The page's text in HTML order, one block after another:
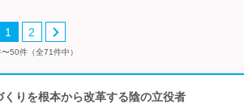
1 2
〜50件（全71件中）
りを根本から改革する陰の立役者